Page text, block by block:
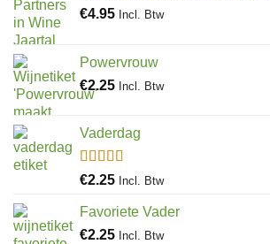
€4.95 Incl. Btw
Powervrouw
€2.25 Incl. Btw
Vaderdag
Gewaardeerd
€2.25 Incl. Btw
Favoriete Vader
€2.25 Incl. Btw